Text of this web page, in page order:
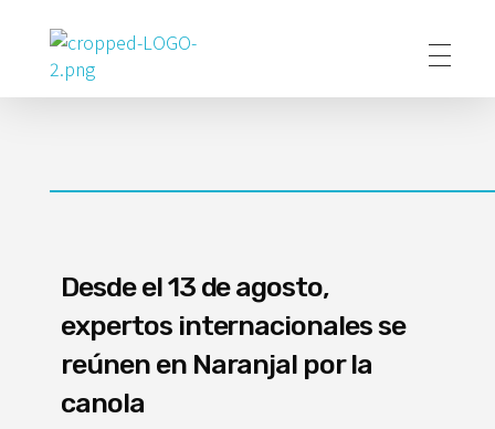
Poder Agropecuario
Desde el 13 de agosto,
expertos internacionales se
reúnen en Naranjal por la
canola